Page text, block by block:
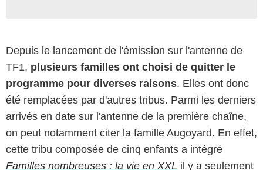
Depuis le lancement de l'émission sur l'antenne de
TF1, plusieurs familles ont choisi de quitter le
programme pour diverses raisons. Elles ont donc
été remplacées par d'autres tribus. Parmi les derniers
arrivés en date sur l'antenne de la première chaîne,
on peut notamment citer la famille Augoyard. En effet,
cette tribu composée de cinq enfants a intégré
Familles nombreuses : la vie en XXL il y a seulement